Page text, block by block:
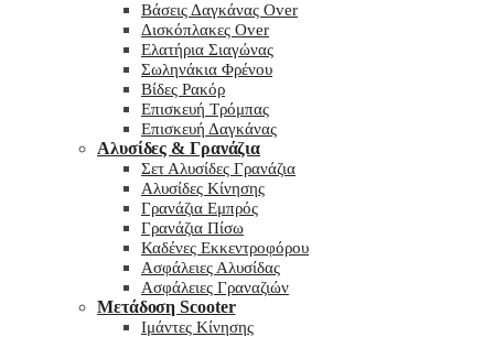
Βάσεις Δαγκάνας Over
Δισκόπλακες Over
Ελατήρια Σιαγώνας
Σωληνάκια Φρένου
Βίδες Ρακόρ
Επισκευή Τρόμπας
Επισκευή Δαγκάνας
Αλυσίδες & Γρανάζια
Σετ Αλυσίδες Γρανάζια
Αλυσίδες Κίνησης
Γρανάζια Εμπρός
Γρανάζια Πίσω
Καδένες Εκκεντροφόρου
Ασφάλειες Αλυσίδας
Ασφάλειες Γραναζιών
Μετάδοση Scooter
Ιμάντες Κίνησης